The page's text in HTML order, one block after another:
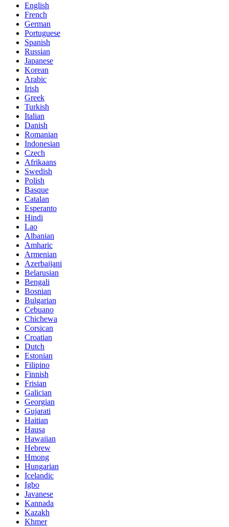
English
French
German
Portuguese
Spanish
Russian
Japanese
Korean
Arabic
Irish
Greek
Turkish
Italian
Danish
Romanian
Indonesian
Czech
Afrikaans
Swedish
Polish
Basque
Catalan
Esperanto
Hindi
Lao
Albanian
Amharic
Armenian
Azerbaijani
Belarusian
Bengali
Bosnian
Bulgarian
Cebuano
Chichewa
Corsican
Croatian
Dutch
Estonian
Filipino
Finnish
Frisian
Galician
Georgian
Gujarati
Haitian
Hausa
Hawaiian
Hebrew
Hmong
Hungarian
Icelandic
Igbo
Javanese
Kannada
Kazakh
Khmer